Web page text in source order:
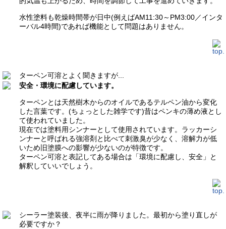
水性塗料も乾燥時間帯が日中(例えばAM11:30～PM3:00／インタ
ーバル4時間)であれば機能として問題はありません。
ターペン可溶とよく聞きますが...
安全・環境に配慮しています。
ターペンとは天然樹木からのオイルであるテルペン油から変化
した言葉です。(ちょっとした雑学です)昔はペンキの薄め液とし
て使われていました。
現在では塗料用シンナーとして使用されています。ラッカーシ
ンナーと呼ばれる強溶剤と比べて刺激臭が少なく、溶解力が低
いため旧塗膜への影響が少ないのが特徴です。
ターペン可溶と表記してある場合は「環境に配慮し、安全」と
解釈していいでしょう。
シーラー塗装後、夜半に雨が降りました。最初から塗り直しが
必要ですか？